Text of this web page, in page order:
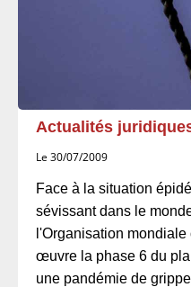
Actualités
Le 30/07/2009
Face à la situation
sévissant dans le
l'Organisation
œuvre la phase 6 du
une pandémie de